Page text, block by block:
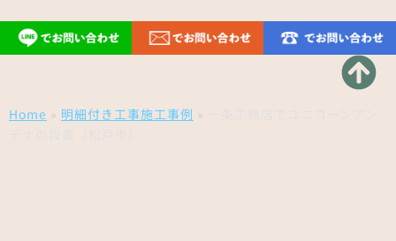
Home » 明細付き工事施工事例 »